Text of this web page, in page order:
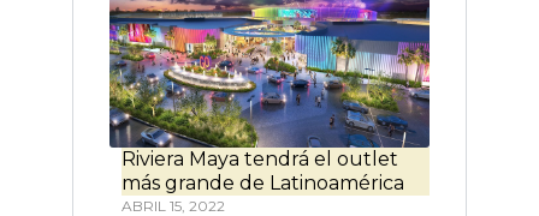
Riviera Maya tendrá el outlet
más grande de Latinoamérica
ABRIL 15, 2022